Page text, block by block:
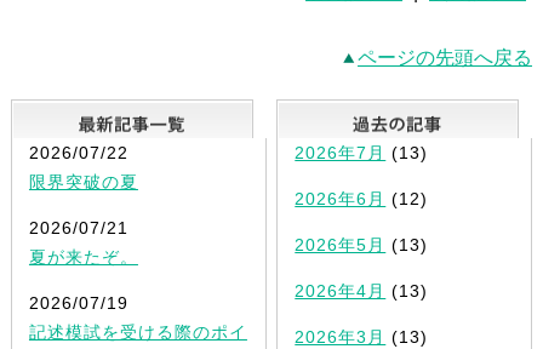
ページの先頭へ戻る
最新記事一覧
2026/07/22
限界突破の夏
2026/07/21
夏が来たぞ。
2026/07/19
記述模試を受ける際のポイ
2026年7月 (13)
2026年6月 (12)
2026年5月 (13)
2026年4月 (13)
2026年3月 (13)